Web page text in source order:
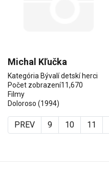
Michal Kľučka
Kategória Bývalí detskí herci
Počet zobrazení11,670
Filmy
Doloroso (1994)
PREV 9 10 11